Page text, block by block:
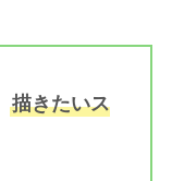
描きたいス